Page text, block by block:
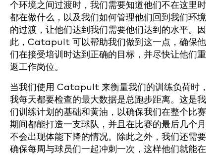
个环境之间过渡时，我们需要知道他们不在这里时
都在做什么，以及我们如何管理他们回到我们环境
的过渡，让他们达到我们需要他们达到的水平。因
此，Catapult 可以帮助我们做到这一点，确保他
们在接受培训时达到正确的目标，并尽快让他们重
返工作岗位。
当我们使用 Catapult 来衡量我们的训练负荷时，
我每天都要检查的最大数据是总跑步距离。这是我
们训练计划的基础和黄油，以确保我们在整个比赛
期间都能打造一支球队，并且在比赛的最后几个月
不会出现体能下降的情况。除此之外，我们还需要
确保每周与球员们一起冲刺一次，这样他们就能在